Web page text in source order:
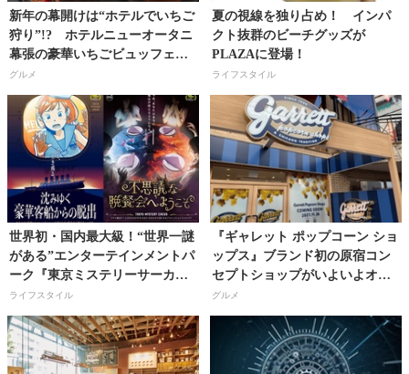
新年の幕開けは“ホテルでいちご
狩り”!? ホテルニューオータニ
幕張の豪華いちごビュッフェが
12月1日より予約受付開始!!
グルメ
夏の視線を独り占め！ インパ
クト抜群のビーチグッズが
PLAZAに登場！
ライフスタイル
世界初・国内最大級！“世界一謎
がある”エンターテインメントパ
ーク『東京ミステリーサーカ
ス』新宿歌舞伎町に今年12月オ
ープン！
ライフスタイル
『ギャレット ポップコーン ショ
ップス』ブランド初の原宿コン
セプトショップがいよいよオー
プン！ 原宿店限定ミックスも
登場!!
グルメ